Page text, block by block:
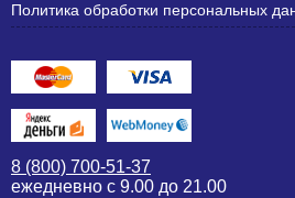
Политика обработки персональных
8 (800) 700-51-37
ежедневно с 9.00 до 21.00